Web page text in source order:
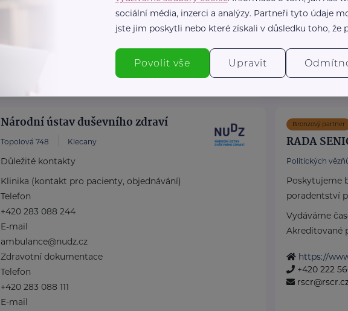
Skrze workshopy ve školách a firmách,
https://www.loono.cz/
Národní ústav duševního zdraví
Topolová 748 Klecany
Důležité kontakty
Klinika (kontakt pro pacienty, objednávání)
Telefon
+420 283 088 244
E-mail
ambulance@nudz.cz
Zdravotní dokumentace
Telefon
+420 283 088 111
E-mail
Bronzový partner
RADA
Politických vězňů
Poskytujeme
poradentství
Vydáváme
Akreditované
https://
+420 222
sociální média, inzerci a analýzy. Partneři tyto údaje
jste jim poskytli nebo které získali v důsledku toho, že
Povolit vše Upravit